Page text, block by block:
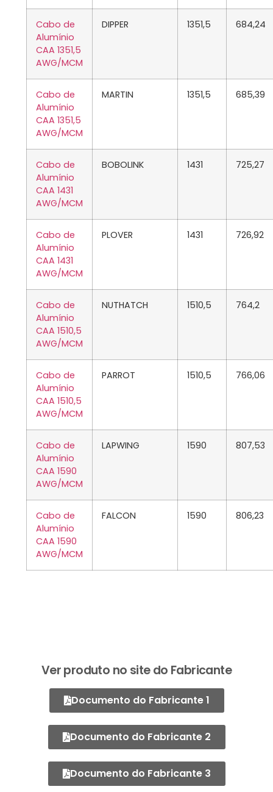
Cabo de
Alumínio
CAA 1351,5
AWG/MCM
DIPPER 1351,5 684,24
Cabo de
Alumínio
CAA 1351,5
AWG/MCM
MARTIN 1351,5 685,39
Cabo de
Alumínio
CAA 1431
AWG/MCM
BOBOLINK 1431 725,27
Cabo de
Alumínio
CAA 1431
AWG/MCM
PLOVER 1431 726,92
Cabo de
Alumínio
CAA 1510,5
AWG/MCM
NUTHATCH 1510,5 764,2
Cabo de
Alumínio
CAA 1510,5
AWG/MCM
PARROT 1510,5 766,06
Cabo de
Alumínio
CAA 1590
AWG/MCM
LAPWING 1590 807,53
Cabo de
Alumínio
CAA 1590
AWG/MCM
FALCON 1590 806,23
Ver produto no site do Fabricante
Documento do Fabricante 1
Documento do Fabricante 2
Documento do Fabricante 3